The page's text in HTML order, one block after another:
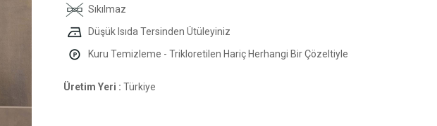
Sıkılmaz
Düşük Isıda Tersinden Ütüleyiniz
Kuru Temizleme - Trikloretilen Hariç Herhangi Bir Çözeltiyle
Üretim Yeri : Türkiye